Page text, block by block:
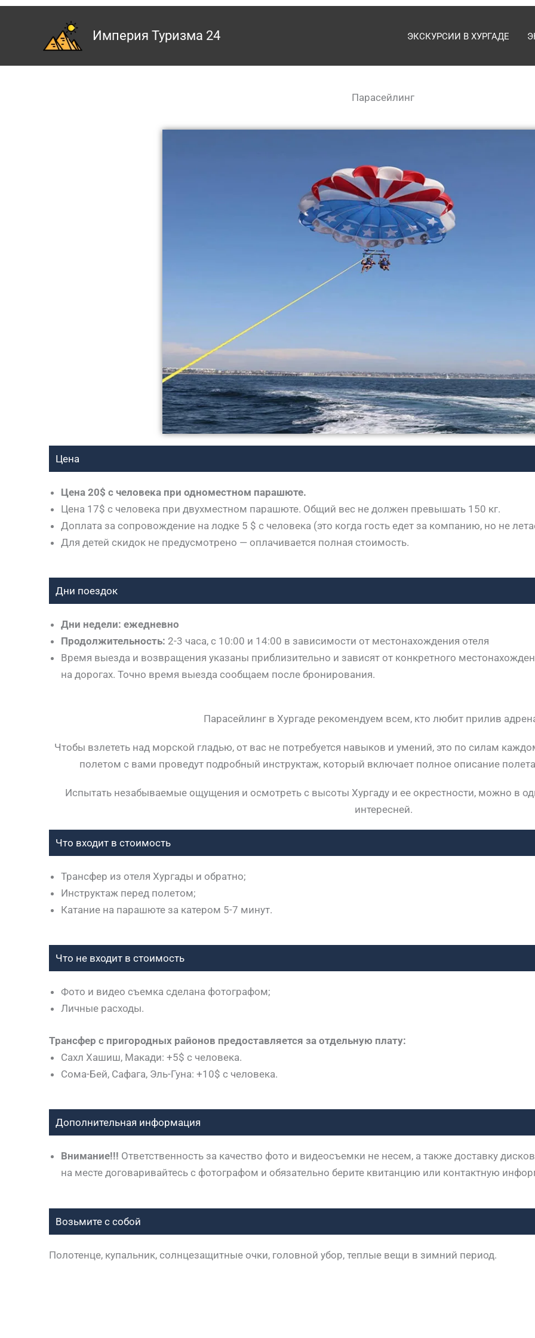
Империя Туризма 24 ЭКСКУРСИИ В ХУРГАДЕ
Парасейлинг
Цена
Цена 20$ с человека при одноместном парашюте.
Цена 17$ с человека при двухместном парашюте. Общий вес не должен превышать 150 кг.
Доплата за сопровождение на лодке 5 $ c человека (это когда гость едет за компанию, но не
Для детей скидок не предусмотрено — оплачивается полная стоимость.
Дни поездок
Дни недели: ежедневно
Продолжительность: 2-3 часа, с 10:00 и 14:00 в зависимости от местонахождения отеля
Время выезда и возвращения указаны приблизительно и зависят от конкретного
на дорогах. Точно время выезда сообщаем после бронирования.
Парасейлинг в Хургаде рекомендуем всем, кто любит прилив
Чтобы взлететь над морской гладью, от вас не потребуется навыков и умений, это по силам
полетом с вами проведут подробный инструктаж, который включает полное описание
Испытать незабываемые ощущения и осмотреть с высоты Хургаду и ее окрестности, можно в
интересней.
Что входит в стоимость
Трансфер из отеля Хургады и обратно;
Инструктаж перед полетом;
Катание на парашюте за катером 5-7 минут.
Что не входит в стоимость
Фото и видео съемка сделана фотографом;
Личные расходы.
Трансфер с пригородных районов предоставляется за отдельную плату:
Сахл Хашиш, Макади: +5$ с человека.
Сома-Бей, Сафага, Эль-Гуна: +10$ с человека.
Дополнительная информация
Внимание!!! Ответственность за качество фото и видеосъемки не несем, а также доставку
на месте договаривайтесь с фотографом и обязательно берите квитанцию или контактную
Возьмите с собой
Полотенце, купальник, солнцезащитные очки, головной убор, теплые вещи в зимний период.